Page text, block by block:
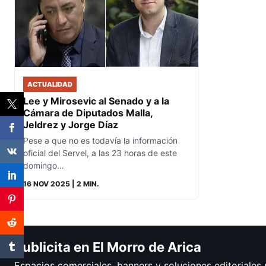
ACTUALIDAD
Lee y Mirosevic al Senado y a la
Cámara de Diputados Malla,
Jeldrez y Jorge Díaz
Pese a que no es todavía la información
oficial del Servel, a las 23 horas de este
domingo…
16 NOV 2025 | 2 MIN.
Publicita en El Morro de Arica